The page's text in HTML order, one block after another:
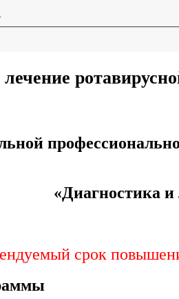
дисциплины в
«Диагностика
срок